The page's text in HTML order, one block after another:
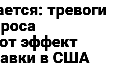
тревоги
эффект
в США